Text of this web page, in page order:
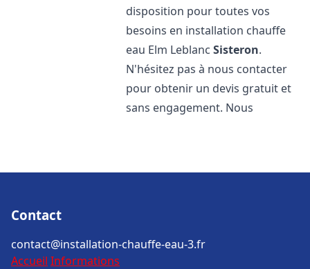
disposition pour toutes vos
besoins en installation chauffe
eau Elm LeblancSisteron.
N'hésitez pas à nous contacter
pour obtenir un devis gratuit et
sans engagement. Nous
Contact
contact@installation-chauffe-eau-3.fr
Accueil Informations